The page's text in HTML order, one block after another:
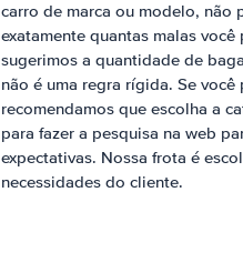
carro de marca ou modelo, não
exatamente quantas malas
sugerimos a quantidade de
não é uma regra rígida. Se
recomendamos que escolha a
para fazer a pesquisa na web
expectativas. Nossa frota é
necessidades do cliente.